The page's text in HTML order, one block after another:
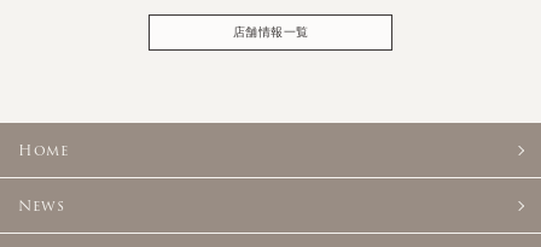
店舗情報一覧
Home
News